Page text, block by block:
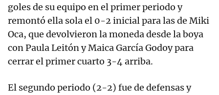
goles de su equipo en el primer periodo y
remontó ella sola el 0-2 inicial para las de Miki
Oca, que devolvieron la moneda desde la boya
con Paula Leitón y Maica García Godoy para
cerrar el primer cuarto 3-4 arriba.
El segundo periodo (2-2) fue de defensas y